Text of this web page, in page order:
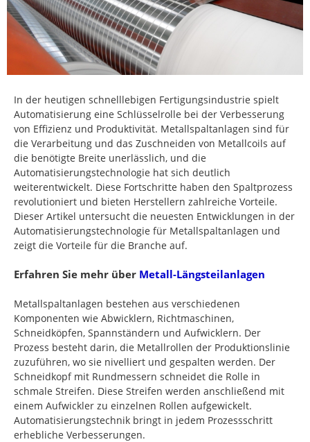
In der heutigen schnelllebigen Fertigungsindustrie spielt
Automatisierung eine Schlüsselrolle bei der Verbesserung
von Effizienz und Produktivität. Metallspaltanlagen sind für
die Verarbeitung und das Zuschneiden von Metallcoils auf
die benötigte Breite unerlässlich, und die
Automatisierungstechnologie hat sich deutlich
weiterentwickelt. Diese Fortschritte haben den Spaltprozess
revolutioniert und bieten Herstellern zahlreiche Vorteile.
Dieser Artikel untersucht die neuesten Entwicklungen in der
Automatisierungstechnologie für Metallspaltanlagen und
zeigt die Vorteile für die Branche auf.
Erfahren Sie mehr über Metall-Längsteilanlagen
Metallspaltanlagen bestehen aus verschiedenen
Komponenten wie Abwicklern, Richtmaschinen,
Schneidköpfen, Spannständern und Aufwicklern. Der
Prozess besteht darin, die Metallrollen der Produktionslinie
zuzuführen, wo sie nivelliert und gespalten werden. Der
Schneidkopf mit Rundmessern schneidet die Rolle in
schmale Streifen. Diese Streifen werden anschließend mit
einem Aufwickler zu einzelnen Rollen aufgewickelt.
Automatisierungstechnik bringt in jedem Prozessschritt
erhebliche Verbesserungen.